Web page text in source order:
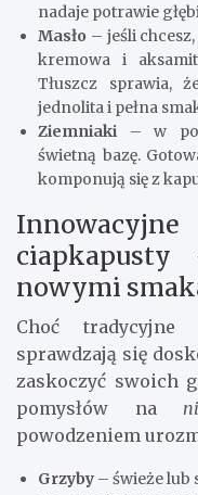
nadaje potrawie
Masło – jeśli
kremowa i
Tłuszcz sprawia,
jednolita i pełna
Ziemniaki – w
świetną bazę.
komponują się z
nowymi
Choć
sprawdzają się
zaskoczyć swoich
pomysłów na
powodzeniem
Grzyby – świeże lub